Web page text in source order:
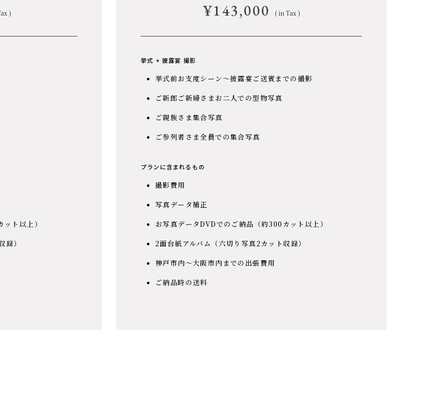
)
ト以上）
）
¥143,000
( in Tax )
挙式 + 披露宴 撮影
挙式前お支度シーン〜披露宴ご送賓までの撮影
ご新郎ご新婦さまお二人での型物写真
ご親族さま集合写真
ご参列者さま全員での集合写真
プランに含まれるもの
撮影費用
写真データ補正
お写真データDVDでのご納品（約300カット以上）
2面台紙アルバム（六切り写真2カット収録）
神戸市内〜大阪市内までの出張費用
ご納品時の送料